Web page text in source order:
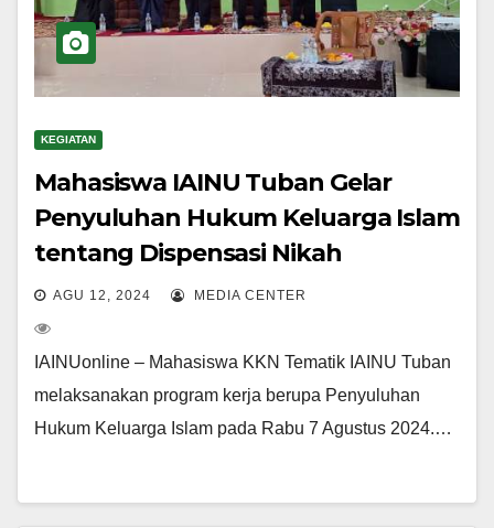
KEGIATAN
Mahasiswa IAINU Tuban Gelar
Penyuluhan Hukum Keluarga Islam
tentang Dispensasi Nikah
AGU 12, 2024 MEDIA CENTER
IAINUonline – Mahasiswa KKN Tematik IAINU Tuban
melaksanakan program kerja berupa Penyuluhan
Hukum Keluarga Islam pada Rabu 7 Agustus 2024.…